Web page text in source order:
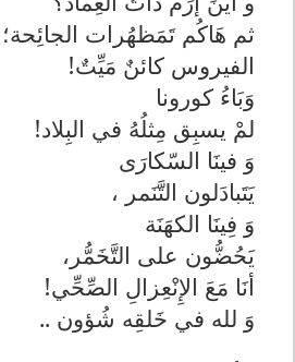
ثم هَاكُم تَمَظهُرات الجائِحة؛
الفيروس كائنٌ مَيِّتٌ!
وَبَاءُ كورونا
لمْ يسبِق مِثلُهُ في البِلاد!
وَ فينَا السّكارَى
يَتَبادَلون التَّنَمر ،
وَ فِينَا الكهَنَة
يَحُضُّون على التَّخَمُّر،
أنَا مَعَ الإِنْعِزالِ الصِّحِّي!
وَ لله في خَلقِه شُؤون ..